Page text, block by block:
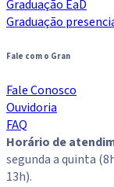
Graduação EaD
Graduação
Fale com o Gran
Fale Conosco
Ouvidoria
FAQ
Horário de
segunda a quinta
13h).